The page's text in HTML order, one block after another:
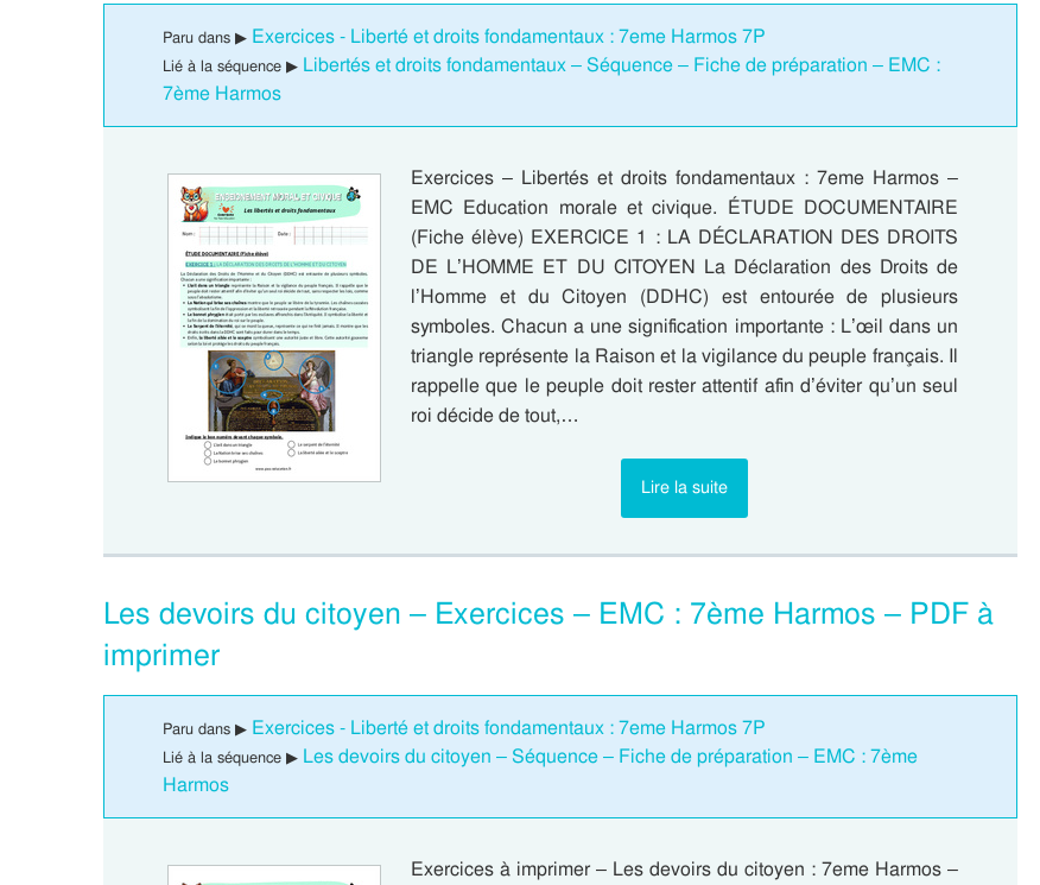
Paru dans ▶ Exercices - Liberté et droits fondamentaux : 7eme Harmos 7P
Lié à la séquence ▶ Libertés et droits fondamentaux – Séquence – Fiche de préparation – EMC :
7ème Harmos
Exercices – Libertés et droits fondamentaux : 7eme Harmos –
EMC Education morale et civique. ÉTUDE DOCUMENTAIRE
(Fiche élève) EXERCICE 1 : LA DÉCLARATION DES DROITS
DE L’HOMME ET DU CITOYEN La Déclaration des Droits de
l’Homme et du Citoyen (DDHC) est entourée de plusieurs
symboles. Chacun a une signification importante : L’œil dans un
triangle représente la Raison et la vigilance du peuple français. Il
rappelle que le peuple doit rester attentif afin d’éviter qu’un seul
roi décide de tout,…
Lire la suite
Les devoirs du citoyen – Exercices – EMC : 7ème Harmos – PDF à
imprimer
Paru dans ▶ Exercices - Liberté et droits fondamentaux : 7eme Harmos 7P
Lié à la séquence ▶ Les devoirs du citoyen – Séquence – Fiche de préparation – EMC : 7ème
Harmos
Exercices à imprimer – Les devoirs du citoyen : 7eme Harmos –